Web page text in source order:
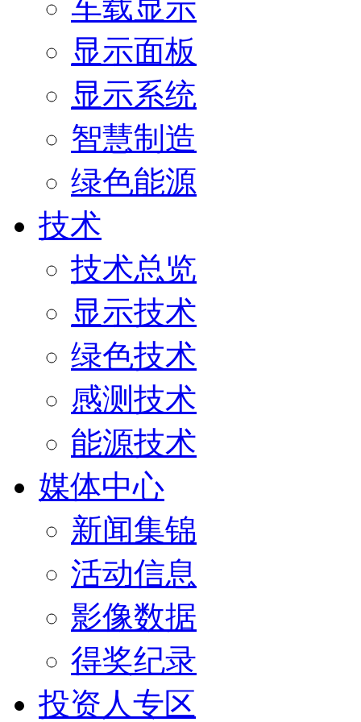
车载显示
显示面板
显示系统
智慧制造
绿色能源
技术
技术总览
显示技术
绿色技术
感测技术
能源技术
媒体中心
新闻集锦
活动信息
影像数据
得奖纪录
投资人专区